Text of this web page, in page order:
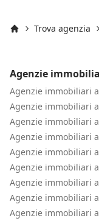
Trova agenzia
Agenzie
Agenzie immobiliari
Agenzie immobiliari
Agenzie immobiliari
Agenzie immobiliari
Agenzie immobiliari
Agenzie immobiliari
Agenzie immobiliari
Agenzie immobiliari
Agenzie immobiliari